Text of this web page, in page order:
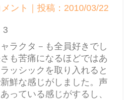
ント｜投稿：2010/03/22
3
ラクタ－も全員好きでし
も苦痛になるほどではあ
ッシックを取り入れると
鮮な感じがしました。声
っている感じがするし、